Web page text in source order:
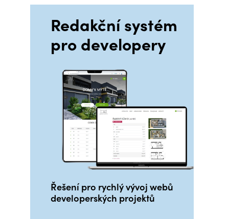
Redakční systém
pro developery
Řešení pro rychlý vývoj webů
developerských projektů